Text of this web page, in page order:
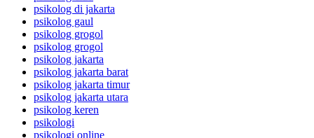
psikolog di jakarta
psikolog gaul
psikolog grogol
psikolog grogol
psikolog jakarta
psikolog jakarta barat
psikolog jakarta timur
psikolog jakarta utara
psikolog keren
psikologi
psikologi online